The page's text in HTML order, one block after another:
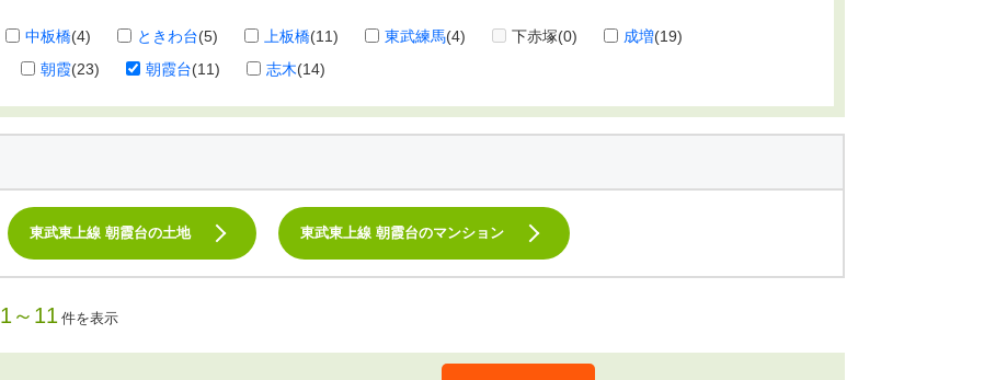
中板橋(4) ときわ台(5) 上板橋(11) 東武練馬(4) 下赤塚(0) 成増(19)
朝霞(23) 朝霞台(11) 志木(14)
東武東上線 朝霞台の土地 東武東上線 朝霞台のマンション
1～11 件を表示